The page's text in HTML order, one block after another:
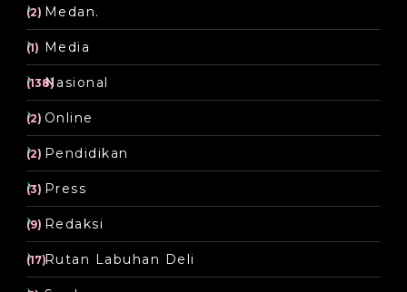
Medan.
(2)
Media
(1)
Nasional
(138)
Online
(2)
Pendidikan
(2)
Press
(3)
Redaksi
(9)
Rutan Labuhan Deli
(17)